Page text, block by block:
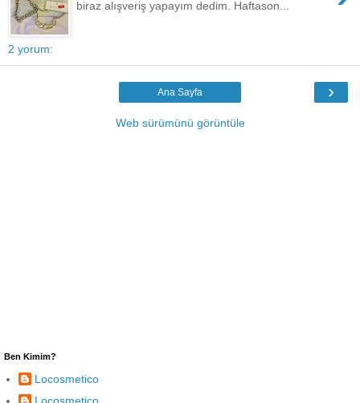
biraz alışveriş yapayım dedim. Haftason...
2 yorum:
›
Ana Sayfa
Web sürümünü görüntüle
Ben Kimim?
Locosmetico